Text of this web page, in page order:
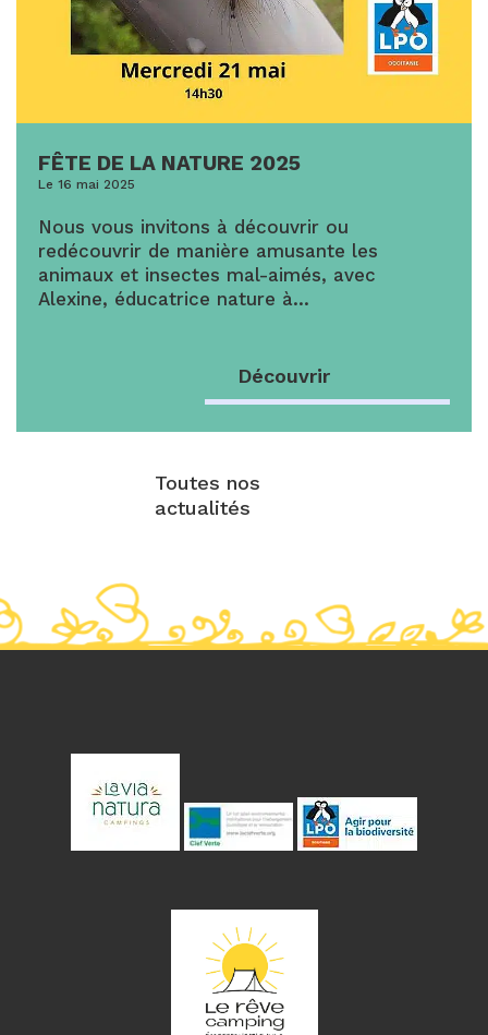
FÊTE DE LA NATURE 2025
Le 16 mai 2025
Nous vous invitons à découvrir ou
redécouvrir de manière amusante les
animaux et insectes mal-aimés, avec
Alexine, éducatrice nature à…
Découvrir
Toutes nos
actualités